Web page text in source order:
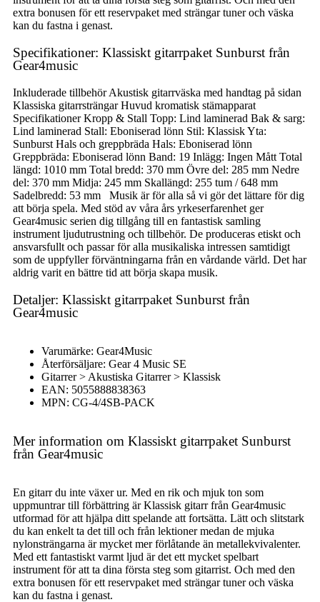
extra bonusen för ett reservpaket med strängar tuner och väska
kan du fastna i genast.
Specifikationer: Klassiskt gitarrpaket Sunburst från
Gear4music
Inkluderade tillbehör Akustisk gitarrväska med handtag på sidan
Klassiska gitarrsträngar Huvud kromatisk stämapparat
Specifikationer Kropp & Stall Topp: Lind laminerad Bak & sarg:
Lind laminerad Stall: Eboniserad lönn Stil: Klassisk Yta:
Sunburst Hals och greppbräda Hals: Eboniserad lönn
Greppbräda: Eboniserad lönn Band: 19 Inlägg: Ingen Mått Total
längd: 1010 mm Total bredd: 370 mm Övre del: 285 mm Nedre
del: 370 mm Midja: 245 mm Skallängd: 255 tum / 648 mm
Sadelbredd: 53 mm Musik är för alla så vi gör det lättare för dig
att börja spela. Med stöd av våra års yrkeserfarenhet ger
Gear4music serien dig tillgång till en fantastisk samling
instrument ljudutrustning och tillbehör. De produceras etiskt och
ansvarsfullt och passar för alla musikaliska intressen samtidigt
som de uppfyller förväntningarna från en vårdande värld. Det har
aldrig varit en bättre tid att börja skapa musik.
Detaljer: Klassiskt gitarrpaket Sunburst från
Gear4music
Varumärke: Gear4Music
Återförsäljare: Gear 4 Music SE
Gitarrer > Akustiska Gitarrer > Klassisk
EAN: 5055888838363
MPN: CG-4/4SB-PACK
Mer information om Klassiskt gitarrpaket Sunburst
från Gear4music
En gitarr du inte växer ur. Med en rik och mjuk ton som
uppmuntrar till förbättring är Klassisk gitarr från Gear4music
utformad för att hjälpa ditt spelande att fortsätta. Lätt och slitstark
du kan enkelt ta det till och från lektioner medan de mjuka
nylonsträngarna är mycket mer förlåtande än metallekvivalenter.
Med ett fantastiskt varmt ljud är det ett mycket spelbart
instrument för att ta dina första steg som gitarrist. Och med den
extra bonusen för ett reservpaket med strängar tuner och väska
kan du fastna i genast.